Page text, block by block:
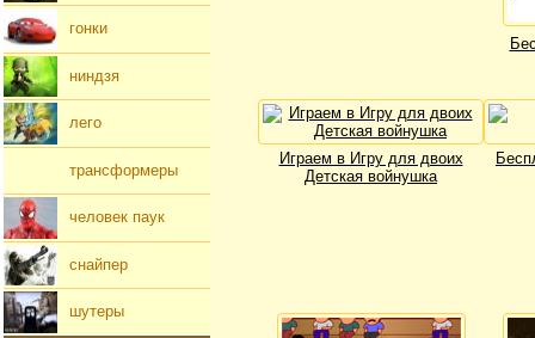
Играем в Игру для двоих
Детская войнушка
гонки
ниндзя
лего
трансформеры
человек паук
снайпер
шутеры